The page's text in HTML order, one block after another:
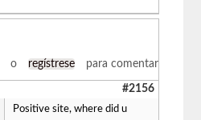
o regístrese para comentar
#2156
Positive site, where did u